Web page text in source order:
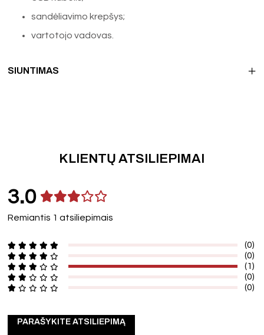
sandėliavimo krepšys;
vartotojo vadovas.
SIUNTIMAS
KLIENTŲ ATSILIEPIMAI
3.0
Remiantis 1 atsiliepimais
(0)
(0)
(1)
(0)
(0)
PARAŠYKITE ATSILIEPIMĄ